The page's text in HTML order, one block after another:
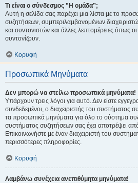
Τι είναι ο σύνδεσμος "Η ομάδα”;
Αυτή η σελίδα σας παρέχει μια λίστα με το
συζητήσεων, συμπεριλαμβανομένων
και συντονιστών και άλλες λεπτομέρειες όπως
συντονίζουν.
Κορυφή
Προσωπικά Μηνύματα
Δεν μπορώ να στείλω προσωπικά μηνύματα!
Υπάρχουν τρεις λόγοι για αυτό. Δεν είστε
συνδεδεμένοι, ο διαχειριστής του συστήματος
τα προσωπικά μηνύματα για όλο το σύστημα
συστήματος συζητήσεων σας έχει αποτρέψει
Επικοινωνήστε με έναν διαχειριστή του
περισσότερες πληροφορίες.
Κορυφή
Λαμβάνω συνέχεια ανεπιθύμητα μηνύματα!